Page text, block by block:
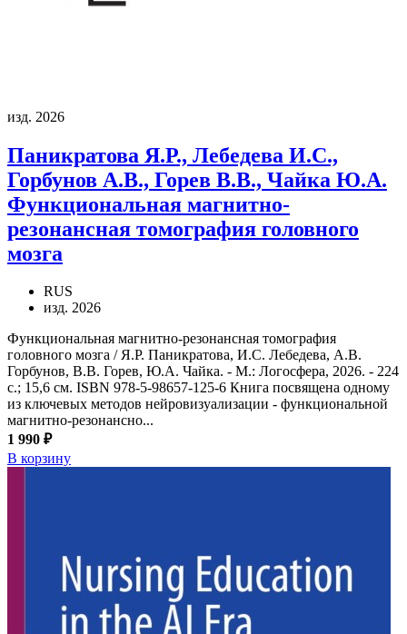
изд. 2026
Паникратова Я.Р., Лебедева И.С.,
Горбунов А.В., Горев В.В., Чайка Ю.А.
Функциональная магнитно-
резонансная томография головного
мозга
RUS
изд. 2026
Функциональная магнитно-резонансная томография
головного мозга / Я.Р. Паникратова, И.С. Лебедева, А.В.
Горбунов, В.В. Горев, Ю.А. Чайка. - М.: Логосфера, 2026. - 224
с.; 15,6 см. ISBN 978-5-98657-125-6 Книга посвящена одному
из ключевых методов нейровизуализации - функциональной
магнитно-резонансно...
1 990 ₽
В корзину